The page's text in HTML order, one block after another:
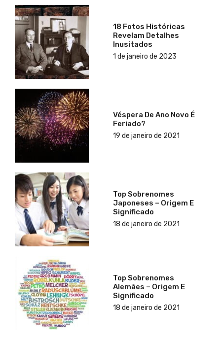
18 Fotos Históricas
Revelam Detalhes
Inusitados
1 de janeiro de 2023
Véspera De Ano Novo É
Feriado?
19 de janeiro de 2021
Top Sobrenomes
Japoneses – Origem E
Significado
18 de janeiro de 2021
Top Sobrenomes
Alemães – Origem E
Significado
18 de janeiro de 2021